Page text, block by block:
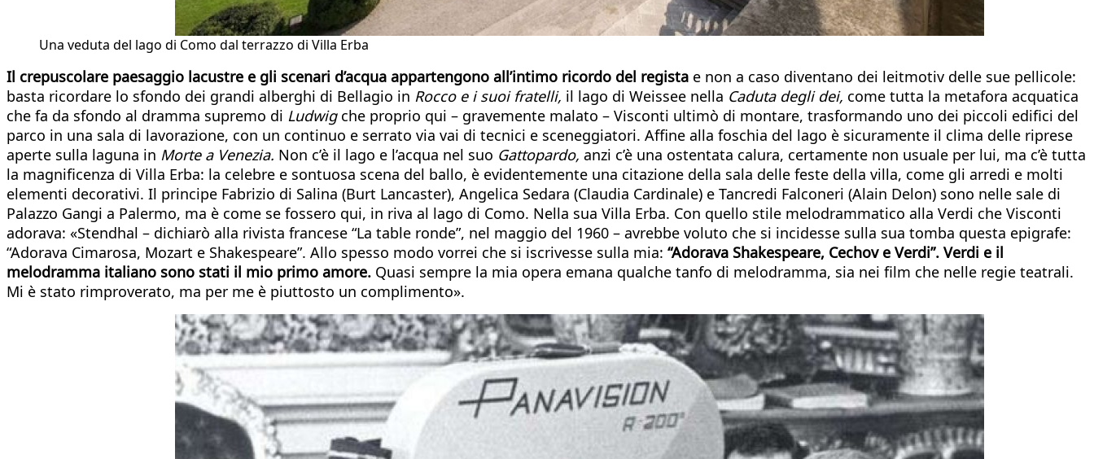
Una veduta del lago di Como dal terrazzo di Villa Erba
Il crepuscolare paesaggio lacustre e gli scenari d’acqua appartengono all’intimo ricordo del regista e non a caso diventano dei leitmotiv delle sue pellicole:
basta ricordare lo sfondo dei grandi alberghi di Bellagio in Rocco e i suoi fratelli, il lago di Weissee nella Caduta degli dei, come tutta la metafora acquatica
che fa da sfondo al dramma supremo di Ludwigche proprio qui – gravemente malato – Visconti ultimò di montare, trasformando uno dei piccoli edifici del
parco in una sala di lavorazione, con un continuo e serrato via vai di tecnici e sceneggiatori. Affine alla foschia del lago è sicuramente il clima delle riprese
aperte sulla laguna in Morte a Venezia. Non c’è il lago e l’acqua nel suo Gattopardo, anzi c’è una ostentata calura, certamente non usuale per lui, ma c’è tutta
la magnificenza di Villa Erba: la celebre e sontuosa scena del ballo, è evidentemente una citazione della sala delle feste della villa, come gli arredi e molti
elementi decorativi. Il principe Fabrizio di Salina (Burt Lancaster), Angelica Sedara (Claudia Cardinale) e Tancredi Falconeri (Alain Delon) sono nelle sale di
Palazzo Gangi a Palermo, ma è come se fossero qui, in riva al lago di Como. Nella sua Villa Erba. Con quello stile melodrammatico alla Verdi che Visconti
adorava: «Stendhal – dichiarò alla rivista francese “La table ronde”, nel maggio del 1960 – avrebbe voluto che si incidesse sulla sua tomba questa epigrafe:
“Adorava Cimarosa, Mozart e Shakespeare”. Allo spesso modo vorrei che si iscrivesse sulla mia: “Adorava Shakespeare, Cechov e Verdi”. Verdi e il
melodramma italiano sono stati il mio primo amore. Quasi sempre la mia opera emana qualche tanfo di melodramma, sia nei film che nelle regie teatrali.
Mi è stato rimproverato, ma per me è piuttosto un complimento».